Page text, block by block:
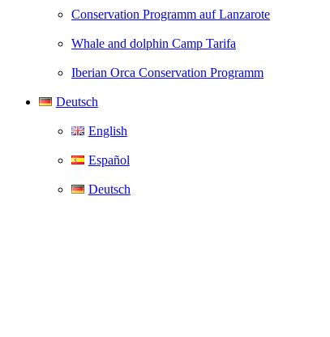
Conservation Programm auf Lanzarote
Whale and dolphin Camp Tarifa
Iberian Orca Conservation Programm
Deutsch
English
Español
Deutsch